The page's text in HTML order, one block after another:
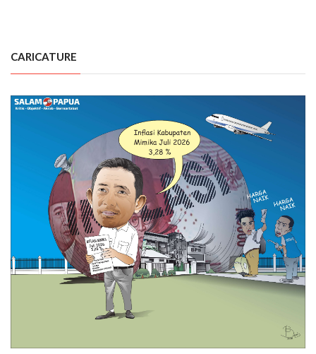
CARICATURE